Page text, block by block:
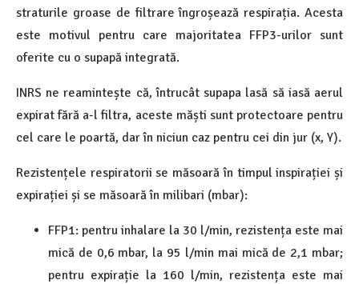
straturile groase de filtrare îngroșează respirația. Acesta
este motivul pentru care majoritatea FFP3-urilor sunt
oferite cu o supapă integrată.
INRS ne reamintește că, întrucât supapa lasă să iasă aerul
expirat fără a-l filtra, aceste măști sunt protectoare pentru
cel care le poartă, dar în niciun caz pentru cei din jur (x, Y).
Rezistențele respiratorii se măsoară în timpul inspirației și
expirației și se măsoară în milibari (mbar):
FFP1: pentru inhalare la 30 l/min, rezistența este mai
mică de 0,6 mbar, la 95 l/min mai mică de 2,1 mbar;
pentru expirație la 160 l/min, rezistența este mai